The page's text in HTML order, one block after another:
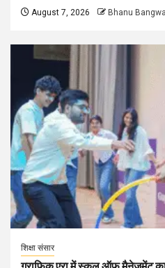
August 7, 2026 Bhanu Bangwal
शिक्षा संसार